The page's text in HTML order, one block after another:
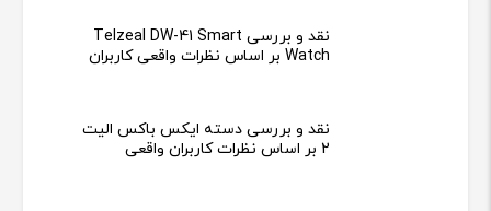
نقد و بررسی Telzeal DW-41 Smart
Watch بر اساس نظرات واقعی کاربران
نقد و بررسی دسته ایکس باکس الیت
2 بر اساس نظرات کاربران واقعی